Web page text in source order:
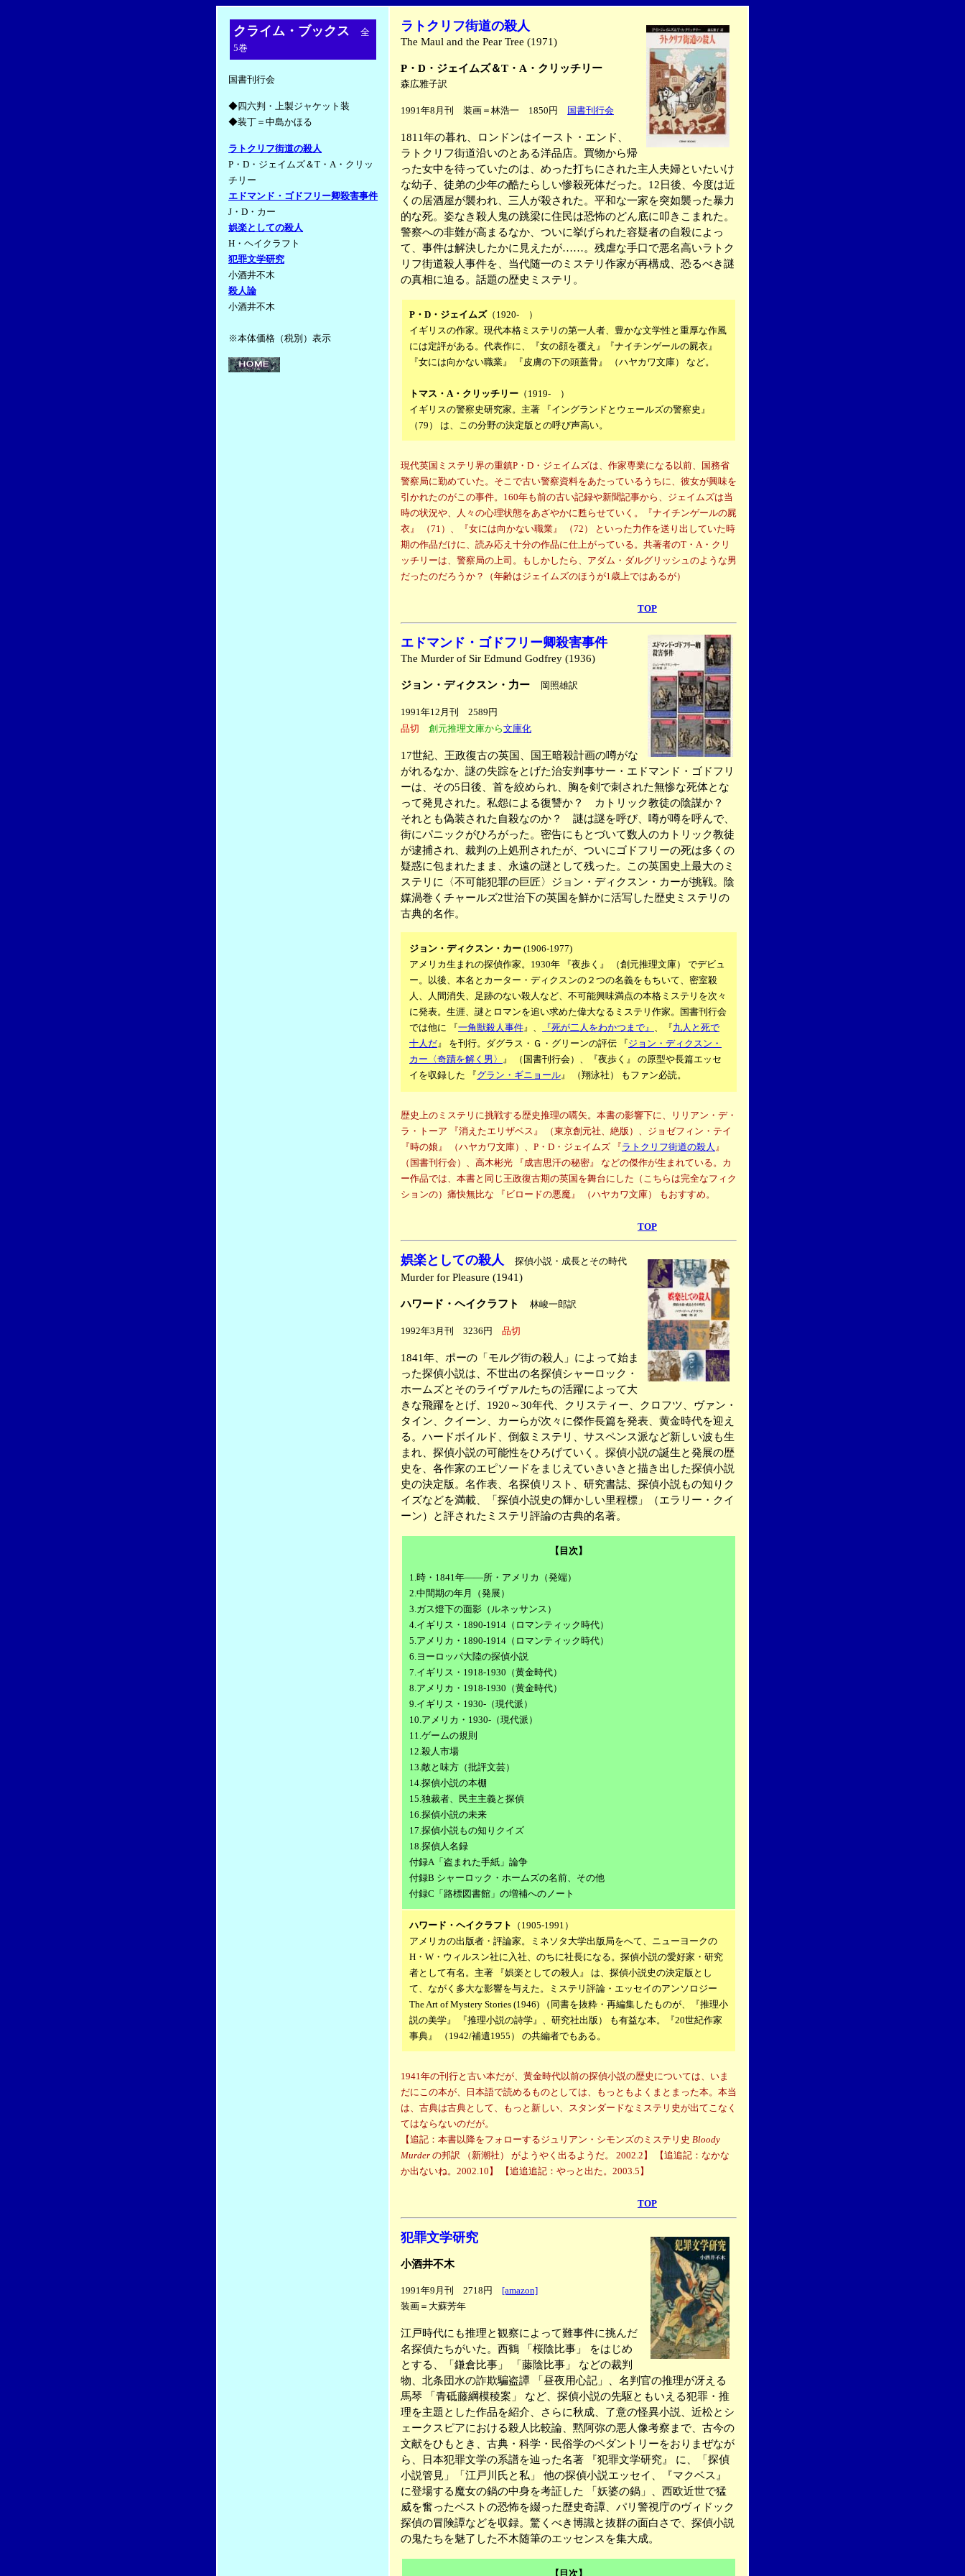
クライム・ブックス
全
5巻
国書刊行会
◆四六判・上製ジャケット装
◆装丁＝中島かほる
ラトクリフ街道の殺人
P・D・ジェイムズ＆T・A・クリッ
チリー
エドマンド・ゴドフリー卿殺害事件
J・D・カー
娯楽としての殺人
H・ヘイクラフト
犯罪文学研究
小酒井不木
殺人論
小酒井不木
※本体価格（税別）表示
ラトクリフ街道の殺人
The Maul and the Pear Tree (1971)
P・D・ジェイムズ＆T・A・クリッチリー
森広雅子訳
1991年8月刊 装画＝林浩一 1850円 国書刊行会
1811年の暮れ、ロンドンはイースト・エンド、
ラトクリフ街道沿いのとある洋品店。買物から帰
った女中を待っていたのは、めった打ちにされた主人夫婦といたいけ
な幼子、徒弟の少年の酷たらしい惨殺死体だった。12日後、今度は近
くの居酒屋が襲われ、三人が殺された。平和な一家を突如襲った暴力
的な死。姿なき殺人鬼の跳梁に住民は恐怖のどん底に叩きこまれた。
警察への非難が高まるなか、ついに挙げられた容疑者の自殺によっ
て、事件は解決したかに見えたが……。残虐な手口で悪名高いラトク
リフ街道殺人事件を、当代随一のミステリ作家が再構成、恐るべき謎
の真相に迫る。話題の歴史ミステリ。
P・D・ジェイムズ（1920- ）
イギリスの作家。現代本格ミステリの第一人者、豊かな文学性と重厚な作風
には定評がある。代表作に、『女の顔を覆え』『ナイチンゲールの屍衣』
『女には向かない職業』 『皮膚の下の頭蓋骨』 （ハヤカワ文庫） など。
トマス・A・クリッチリー （1919- ）
イギリスの警察史研究家。主著 『イングランドとウェールズの警察史』
（79） は、この分野の決定版との呼び声高い。
現代英国ミステリ界の重鎮P・D・ジェイムズは、作家専業になる以前、国務省
警察局に勤めていた。そこで古い警察資料をあたっているうちに、彼女が興味を
引かれたのがこの事件。160年も前の古い記録や新聞記事から、ジェイムズは当
時の状況や、人々の心理状態をあざやかに甦らせていく。『ナイチンゲールの屍
衣』 （71）、『女には向かない職業』 （72） といった力作を送り出していた時
期の作品だけに、読み応え十分の作品に仕上がっている。共著者のT・A・クリ
ッチリーは、警察局の上司。もしかしたら、アダム・ダルグリッシュのような男
だったのだろうか？（年齢はジェイムズのほうが1歳上ではあるが）
TOP
エドマンド・ゴドフリー卿殺害事件
The Murder of Sir Edmund Godfrey (1936)
ジョン・ディクスン・力ー 岡照雄訳
1991年12月刊 2589円
品切 創元推理文庫から文庫化
17世紀、王政復古の英国、国王暗殺計画の噂がな
がれるなか、謎の失踪をとげた治安判事サー・エドマンド・ゴドフリ
ーは、その5日後、首を絞められ、胸を剣で刺された無惨な死体とな
って発見された。私怨による復讐か？ カトリック教徒の陰謀か？
それとも偽装された自殺なのか？ 謎は謎を呼び、噂が噂を呼んで、
街にパニックがひろがった。密告にもとづいて数人のカトリック教徒
が逮捕され、裁判の上処刑されたが、ついにゴドフリーの死は多くの
疑惑に包まれたまま、永遠の謎として残った。この英国史上最大のミ
ステリに〈不可能犯罪の巨匠〉ジョン・ディクスン・カーが挑戦。陰
媒渦巻くチャールズ2世治下の英国を鮮かに活写した歴史ミステリの
古典的名作。
ジョン・ディクスン・カー (1906-1977)
アメリカ生まれの探偵作家。 1930年 『夜歩く』 （創元推理文庫） でデビュ
ー。以後、本名とカーター・ディクスンの２つの名義をもちいて、密室殺
人、人間消失、足跡のない殺人など、不可能興味満点の本格ミステリを次々
に発表。生涯、謎とロマンを追い求めた偉大なるミステリ作家。国書刊行会
では他に 『一角獣殺人事件 』、 『死が二人をわかつまで』 『九人と死で
十人だ 』 を刊行。 ダグラス・Ｇ・グリーンの評伝 『ジョン・ディクスン・
カー〈奇蹟を解く男〉
』 （国書刊行会）、『夜歩く』 の原型や長篇エッセ
イを収録した 『グラン・ギニョール 』 （翔泳社） もファン必読。
歴史上のミステリに挑戦する歴史推理の嚆矢。本書の影響下に、リリアン・デ・
ラ・トーア 『消えたエリザベス』 （東京創元社、絶版）、ジョゼフィン・テイ
『時の娘』 （ハヤカワ文庫）、P・D・ジェイムズ 『ラトクリフ街道の殺人 』
（国書刊行会）、高木彬光 『成吉思汗の秘密』 などの傑作が生まれている。カ
ー作品では、本書と同じ王政復古期の英国を舞台にした（こちらは完全なフィク
ションの）痛快無比な 『ビロードの悪魔』 （ハヤカワ文庫） もおすすめ。
TOP
娯楽としての殺人 探偵小説・成長とその時代
Murder for Pleasure (1941)
ハワード・ヘイクラフト 林峻一郎訳
1992年3月刊 3236円 品切
1841年、ポーの「モルグ街の殺人」によって始ま
った探偵小説は、不世出の名探偵シャーロック・
ホームズとそのライヴァルたちの活躍によって大
きな飛躍をとげ、 1920～30年代、クリスティー、クロフツ、ヴァン・
タイン、クイーン、カーらが次々に傑作長篇を発表、黄金時代を迎え
る。ハードボイルド、倒叙ミステリ、サスペンス派など新しい波も生
まれ、探偵小説の可能性をひろげていく。探偵小説の誕生と発展の歴
史を、各作家のエピソードをまじえていきいきと描き出した探偵小説
史の決定版。名作表、名探偵リスト、研究書誌、探偵小説もの知りク
イズなどを満載、「探偵小説史の輝かしい里程標」（エラリー・クイ
ーン）と評されたミステリ評論の古典的名著。
【目次】
1.時・1841年――所・アメリカ（発端）
2.中間期の年月（発展）
3.ガス燈下の面影（ルネッサンス）
4.イギリス・1890-1914（ロマンティック時代）
5.アメリカ・1890-1914（ロマンティック時代）
6.ヨーロッパ大陸の探偵小説
7.イギリス・1918-1930（黄金時代）
8.アメリカ・1918-1930（黄金時代）
9.イギリス・1930-（現代派）
10.アメリカ・1930-（現代派）
11.ゲームの規則
12.殺人市場
13.敵と味方（批評文芸）
14.探偵小説の本棚
15.独裁者、民主主義と探偵
16.探偵小説の未来
17.探偵小説もの知りクイズ
18.探偵人名録
付録A「盗まれた手紙」論争
付録B シャーロック・ホームズの名前、その他
付録C「路標図書館」の増補へのノート
ハワード・ヘイクラフト
（1905-1991）
アメリカの出版者・評論家。ミネソタ大学出版局をへて、ニューヨークの
H・W・ウィルスン社に入社、のちに社長になる。探偵小説の愛好家・研究
者として有名。主著 『娯楽としての殺人』 は、探偵小説史の決定版とし
て、ながく多大な影響を与えた。ミステリ評論・エッセイのアンソロジー
The Art of Mystery Stories (1946) （同書を抜粋・再編集したものが、『推理小
説の美学』 『推理小説の詩学』、研究社出版） も有益な本。『20世紀作家
事典』 （1942/補遺1955） の共編者でもある。
1941年の刊行と古い本だが、黄金時代以前の探偵小説の歴史については、いま
だにこの本が、日本語で読めるものとしては、もっともよくまとまった本。本当
は、古典は古典として、もっと新しい、スタンダードなミステリ史が出てこなく
てはならないのだが。
【追記：本書以降をフォローするジュリアン・シモンズのミステリ史 Bloody
Murder の邦訳 （新潮社） がようやく出るようだ。 2002.2】 【追追記：なかな
か出ないね。2002.10】 【追追追記：やっと出た。2003.5】
TOP
犯罪文学研究
小酒井不木
1991年9月刊 2718円 [amazon]
装画＝大蘇芳年
江戸時代にも推理と観察によって難事件に挑んだ
名探偵たちがいた。西鶴 「桜陰比事」 をはじめ
とする、「鎌倉比事」 「藤陰比事」 などの裁判
物、北条団水の詐欺騙盗譚 「昼夜用心記」、名判官の推理が冴える
馬琴 「青砥藤綱模稜案」 など、探偵小説の先駆ともいえる犯罪・推
理を主題とした作品を紹介、さらに秋成、了意の怪異小説、近松とシ
ェークスピアにおける殺人比較論、黙阿弥の悪人像考察まで、古今の
文献をひもとき、古典・科学・民俗学のペダントリーをおりまぜなが
ら、日本犯罪文学の系譜を辿った名著 『犯罪文学研究』 に、「探偵
小説管見」「江戸川氏と私」 他の探偵小説エッセイ、『マクベス』
に登場する魔女の鍋の中身を考証した 「妖婆の鍋」、西欧近世で猛
威を奮ったペストの恐怖を綴った歴史奇譚、パリ警視庁のヴィドック
探偵の冒険譚などを収録。驚くべき博識と抜群の面白さで、探偵小説
の鬼たちを魅了した不木随筆のエッセンスを集大成。
【目次】